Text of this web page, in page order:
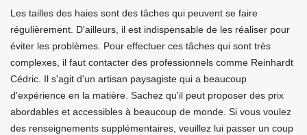
Les tailles des haies sont des tâches qui peuvent se faire
régulièrement. D'ailleurs, il est indispensable de les réaliser pour
éviter les problèmes. Pour effectuer ces tâches qui sont très
complexes, il faut contacter des professionnels comme Reinhardt
Cédric. Il s'agit d'un artisan paysagiste qui a beaucoup
d'expérience en la matière. Sachez qu'il peut proposer des prix
abordables et accessibles à beaucoup de monde. Si vous voulez
des renseignements supplémentaires, veuillez lui passer un coup